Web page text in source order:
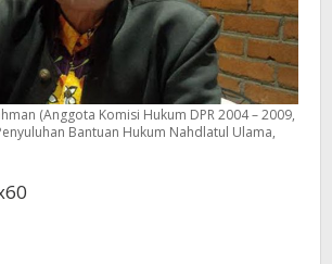
(Anggota Komisi Hukum DPR 2004 – 2009,
Bantuan Hukum Nahdlatul Ulama,